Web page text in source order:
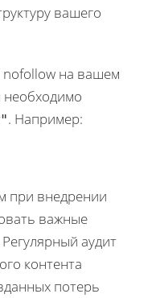
вашего
nofollow на вашем
необходимо
. Например:
при внедрении
важные
аудит
контента
потерь